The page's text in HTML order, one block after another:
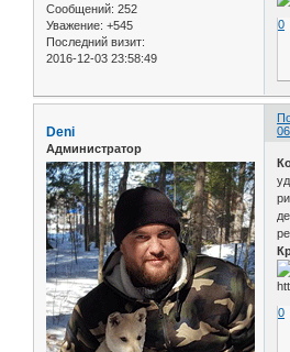
Сообщений: 252
Уважение: +545
Последний визит:
2016-12-03 23:58:49
0
Deni
Администратор
0